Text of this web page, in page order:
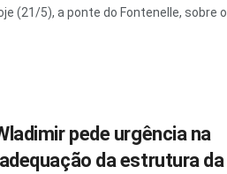
(21/5), a ponte do Fontenelle, sobre o
pede urgência na
da estrutura da